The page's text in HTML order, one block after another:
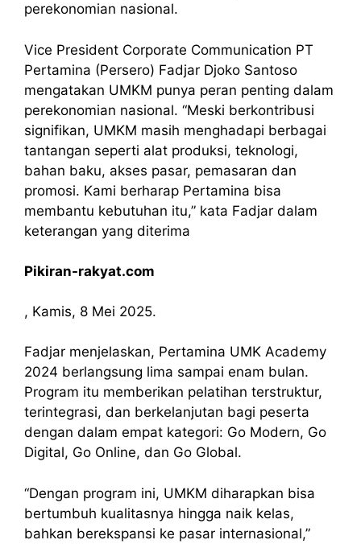
perekonomian nasional.
Vice President Corporate Communication PT
Pertamina (Persero) Fadjar Djoko Santoso
mengatakan UMKM punya peran penting dalam
perekonomian nasional. “Meski berkontribusi
signifikan, UMKM masih menghadapi berbagai
tantangan seperti alat produksi, teknologi,
bahan baku, akses pasar, pemasaran dan
promosi. Kami berharap Pertamina bisa
membantu kebutuhan itu,” kata Fadjar dalam
keterangan yang diterima
Pikiran-rakyat.com
, Kamis, 8 Mei 2025.
Fadjar menjelaskan, Pertamina UMK Academy
2024 berlangsung lima sampai enam bulan.
Program itu memberikan pelatihan terstruktur,
terintegrasi, dan berkelanjutan bagi peserta
dengan dalam empat kategori: Go Modern, Go
Digital, Go Online, dan Go Global.
“Dengan program ini, UMKM diharapkan bisa
bertumbuh kualitasnya hingga naik kelas,
bahkan berekspansi ke pasar internasional,”